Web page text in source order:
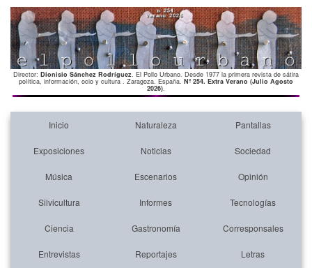
Director: Dionisio Sánchez Rodríguez. El Pollo Urbano. Desde 1977 la primera revista de sátira
política, información, ocio y cultura . Zaragoza. España. Nº 254. Extra Verano (Julio Agosto
2026).
Inicio Naturaleza Pantallas
Exposiciones Noticias Sociedad
Música Escenarios Opinión
Silvicultura Informes Tecnologías
Ciencia Gastronomía Corresponsales
Entrevistas Reportajes Letras